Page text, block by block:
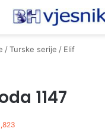
/Turske serije / Elif
1147